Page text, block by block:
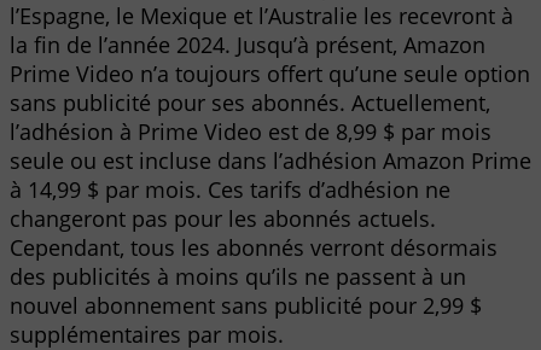
l’Espagne, le Mexique et l’Australie les recevront à
la fin de l’année 2024. Jusqu’à présent, Amazon
Prime Video n’a toujours offert qu’une seule option
sans publicité pour ses abonnés. Actuellement,
l’adhésion à Prime Video est de 8,99 $ par mois
seule ou est incluse dans l’adhésion Amazon Prime
à 14,99 $ par mois. Ces tarifs d’adhésion ne
changeront pas pour les abonnés actuels.
Cependant, tous les abonnés verront désormais
des publicités à moins qu’ils ne passent à un
nouvel abonnement sans publicité pour 2,99 $
supplémentaires par mois.